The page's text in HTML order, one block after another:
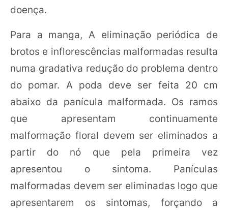
doença.
Para a manga, A eliminação periódica de
brotos e inflorescências malformadas resulta
numa gradativa redução do problema dentro
do pomar. A poda deve ser feita 20 cm
abaixo da panícula malformada. Os ramos
que apresentam continuamente
malformação floral devem ser eliminados a
partir do nó que pela primeira vez
apresentou o sintoma. Panículas
malformadas devem ser eliminadas logo que
apresentarem os sintomas, forçando a